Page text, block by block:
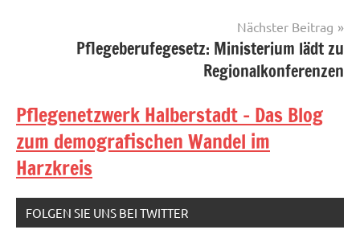
Nächster Beitrag
Pflegeberufegesetz: Ministerium lädt zu
Regionalkonferenzen
Pflegenetzwerk Halberstadt - Das Blog
zum demografischen Wandel im
Harzkreis
FOLGEN SIE UNS BEI TWITTER